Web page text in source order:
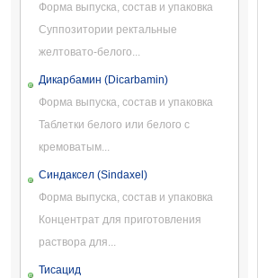
Форма выпуска, состав и упаковка
Суппозитории ректальные
желтовато-белого...
Дикарбамин (Dicarbamin)
Форма выпуска, состав и упаковка
Таблетки белого или белого с
кремоватым...
Синдаксел (Sindaxel)
Форма выпуска, состав и упаковка
Концентрат для приготовления
раствора для...
Тисацид